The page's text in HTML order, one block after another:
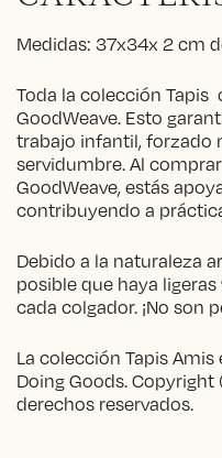
Medidas: 37x34x 2 cm
Toda la colección
GoodWeave. Esto
trabajo infantil, forzado
servidumbre. Al
GoodWeave, estás
contribuyendo a
Debido a la naturaleza
posible que haya
cada colgador. ¡No son
La colección Tapis
Doing Goods.
derechos reservados.